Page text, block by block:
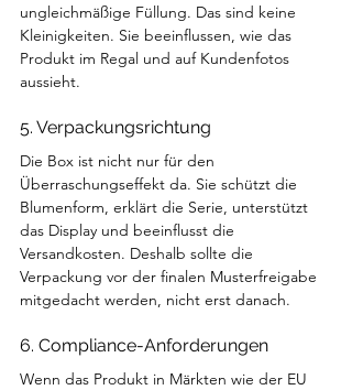
ungleichmäßige Füllung. Das sind keine
Kleinigkeiten. Sie beeinflussen, wie das
Produkt im Regal und auf Kundenfotos
aussieht.
5. Verpackungsrichtung
Die Box ist nicht nur für den
Überraschungseffekt da. Sie schützt die
Blumenform, erklärt die Serie, unterstützt
das Display und beeinflusst die
Versandkosten. Deshalb sollte die
Verpackung vor der finalen Musterfreigabe
mitgedacht werden, nicht erst danach.
6. Compliance-Anforderungen
Wenn das Produkt in Märkten wie der EU